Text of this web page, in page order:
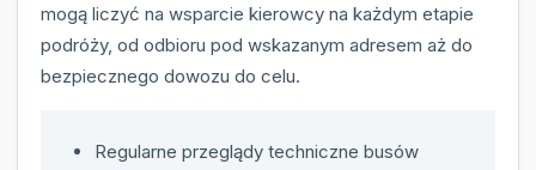
mogą liczyć na wsparcie kierowcy na każdym etapie
podróży, od odbioru pod wskazanym adresem aż do
bezpiecznego dowozu do celu.
Regularne przeglądy techniczne busów